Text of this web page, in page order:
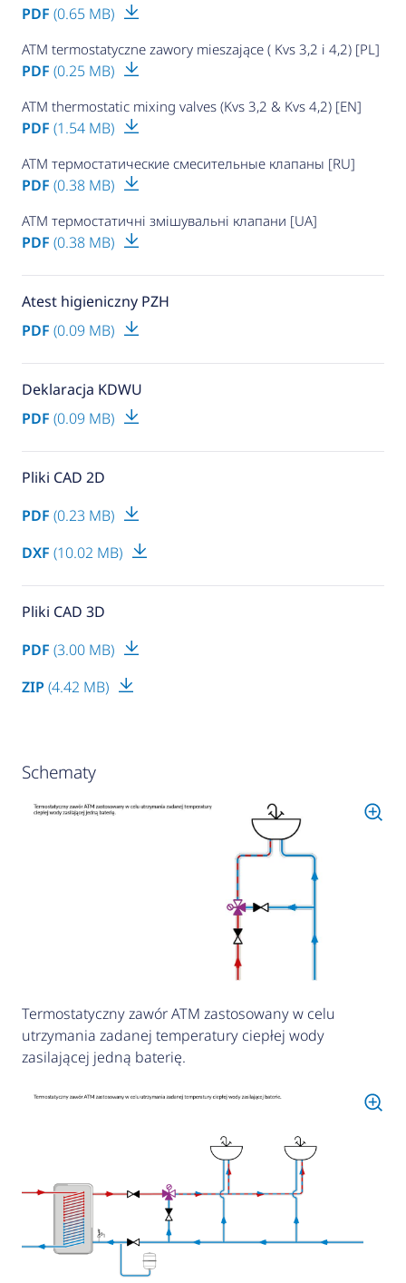
PDF (0.65 MB)
ATM termostatyczne zawory mieszające ( Kvs 3,2 i 4,2) [PL]
PDF (0.25 MB)
ATM thermostatic mixing valves (Kvs 3,2 & Kvs 4,2) [EN]
PDF (1.54 MB)
ATM термостатические смесительные клапаны [RU]
PDF (0.38 MB)
ATM термостатичні змішувальні клапани [UA]
PDF (0.38 MB)
Atest higieniczny PZH
PDF (0.09 MB)
Deklaracja KDWU
PDF (0.09 MB)
Pliki CAD 2D
PDF (0.23 MB)
DXF (10.02 MB)
Pliki CAD 3D
PDF (3.00 MB)
ZIP (4.42 MB)
Schematy
Termostatyczny zawór ATM zastosowany w celu
utrzymania zadanej temperatury ciepłej wody
zasilającej jedną baterię.